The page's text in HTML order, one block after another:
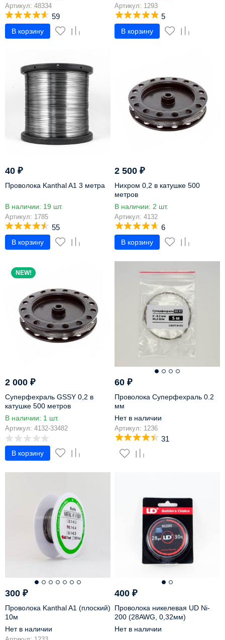
Артикул: 48334
59
В корзину
Артикул: 1293
5
В корзину
40 ₽
Проволока Kanthal A1 3 метра
В наличии: 19 шт.
Артикул: 1785
55
В корзину
2 500₽
Нихром 0,2 в катушке 500
метров
В наличии: 2 шт.
Артикул: 4132
6
В корзину
NEW!
2 000 ₽
Суперфехраль GSSY 0,2 в
катушке 500 метров
В наличии: 1 шт.
Артикул: 4132-33482
В корзину
60₽
Проволока Суперфехраль 0.2
мм
Нет в наличии
Артикул: 1236
31
300 ₽
Проволока Kanthal A1 (плоский)
10м
Нет в наличии
400₽
Проволока никелевая UD Ni-
200 (28AWG, 0,32мм)
Нет в наличии